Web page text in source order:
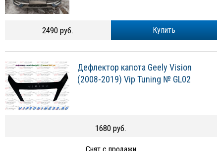
Купить
2490 руб.
Дефлектор капота Geely Vision
(2008-2019) Vip Tuning № GL02
1680 руб.